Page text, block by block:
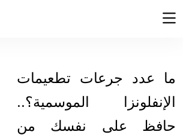
ما عدد جرعات تطعيمات
الإنفلونزا الموسمية؟..
حافظ على نفسك من